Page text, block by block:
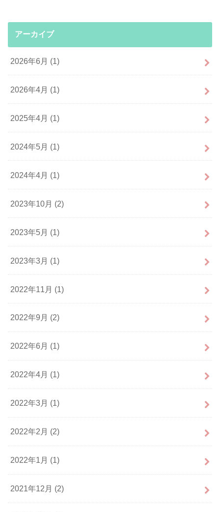
アーカイブ
2026年6月 (1)
2026年4月 (1)
2025年4月 (1)
2024年5月 (1)
2024年4月 (1)
2023年10月 (2)
2023年5月 (1)
2023年3月 (1)
2022年11月 (1)
2022年9月 (2)
2022年6月 (1)
2022年4月 (1)
2022年3月 (1)
2022年2月 (2)
2022年1月 (1)
2021年12月 (2)